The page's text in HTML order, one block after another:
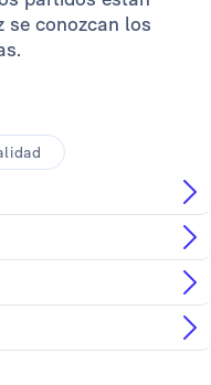
se conozcan los